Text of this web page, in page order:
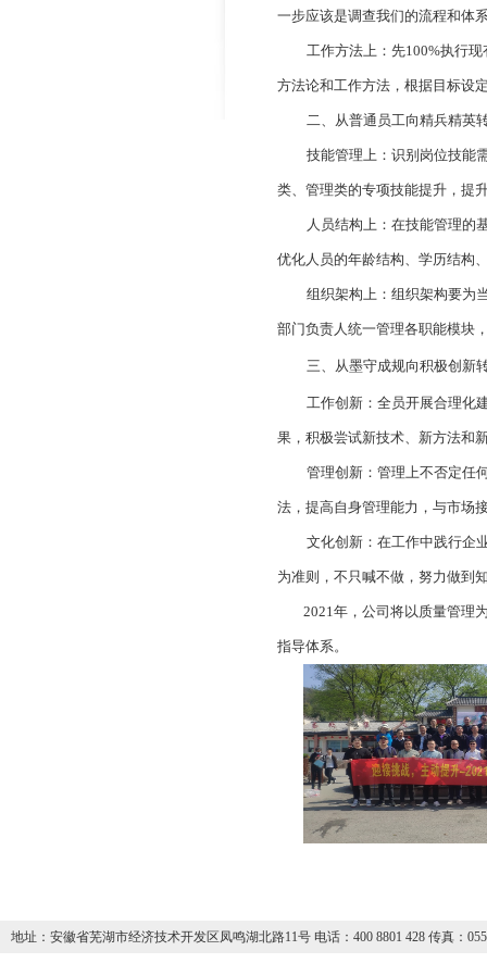
一步应该是调查我们的流程和体
工作方法上：先100%执行现
方法论和工作方法，根据目标设
二、从普通员工向精兵精英
技能管理上： 识别岗位技能
类、管理类的专项技能提升，提
人员结构上： 在技能管理的
优化人员的年龄结构、学历结构
组织架构上： 组织架构要为
部门负责人统一管理各职能模块
三、从墨守成规向积极创新
工作创新： 全员开展合理化
果，积极尝试新技术、新方法和
管理创新： 管理上不否定任
法，提高自身管理能力，与市场
文化创新： 在工作中践行企
为准则，不只喊不做，努力做到
2021年，公司将以质量管理
指导体系。
地址：安徽省芜湖市经济技术开发区凤鸣湖北路11号 电话：400 8801 428 传真：